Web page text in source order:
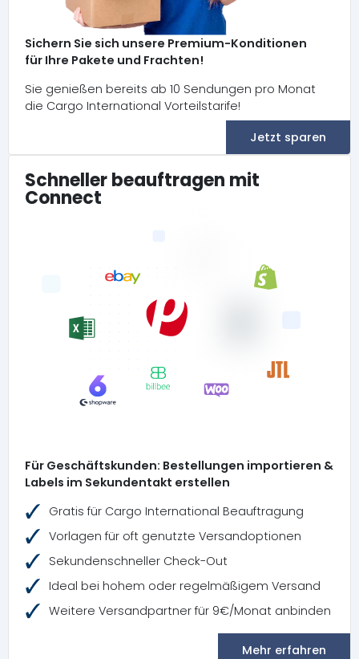
Sichern Sie sich unsere Premium-Konditionen
für Ihre Pakete und Frachten!
Sie genießen bereits ab 10 Sendungen pro Monat
die Cargo International Vorteilstarife!
Jetzt sparen
Schneller beauftragen mit
Connect
Für Geschäftskunden: Bestellungen importieren &
Labels im Sekundentakt erstellen
Gratis für Cargo International Beauftragung
Vorlagen für oft genutzte Versandoptionen
Sekundenschneller Check-Out
Ideal bei hohem oder regelmäßigem Versand
Weitere Versandpartner für 9€/Monat anbinden
Mehr erfahren